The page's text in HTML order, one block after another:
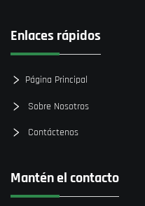
Enlaces rápidos
Página Principal
Sobre Nosotros
Contáctenos
Mantén el contacto